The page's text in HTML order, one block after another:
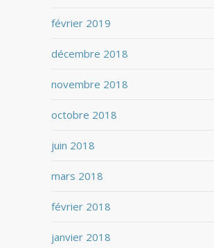
février 2019
décembre 2018
novembre 2018
octobre 2018
juin 2018
mars 2018
février 2018
janvier 2018